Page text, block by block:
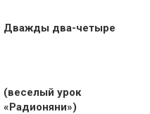
Дважды два-четыре
(веселый урок
«Радионяни»)